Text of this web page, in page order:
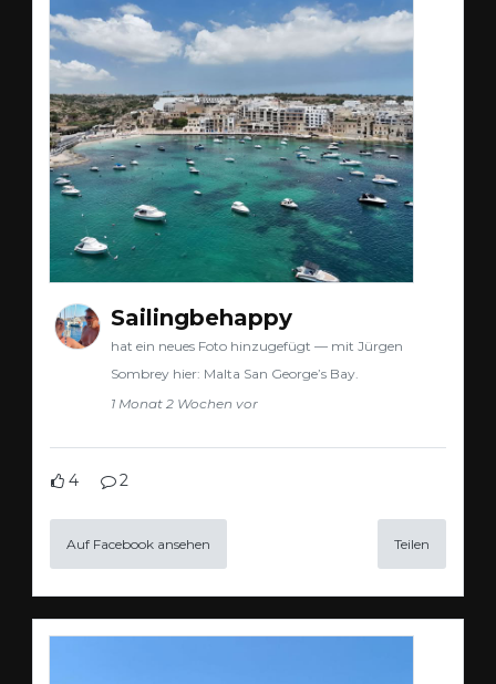
Sailingbehappy
hat ein neues Foto hinzugefügt — mit Jürgen
Sombrey hier: Malta San George’s Bay.
1 Monat 2 Wochen vor
4 2
Auf Facebook ansehen Teilen